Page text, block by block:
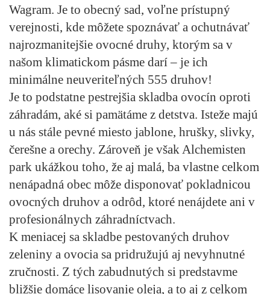
Wagram. Je to obecný sad, voľne prístupný
verejnosti, kde môžete spoznávať a ochutnávať
najrozmanitejšie ovocné druhy, ktorým sa v
našom klimatickom pásme darí – je ich
minimálne neuveriteľných 555 druhov!
Je to podstatne pestrejšia skladba ovocín oproti
záhradám, aké si pamätáme z detstva. Isteže majú
u nás stále pevné miesto jablone, hrušky, slivky,
čerešne a orechy. Zároveň je však Alchemisten
park ukážkou toho, že aj malá, ba vlastne celkom
nenápadná obec môže disponovať pokladnicou
ovocných druhov a odrôd, ktoré nenájdete ani v
profesionálnych záhradníctvach.
K meniacej sa skladbe pestovaných druhov
zeleniny a ovocia sa pridružujú aj nevyhnutné
zručnosti. Z tých zabudnutých si predstavme
bližšie domáce lisovanie oleja, a to aj z celkom